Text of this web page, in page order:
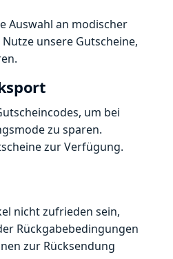
Auswahl an modischer
unsere Gutscheine,
um bei
zu sparen.
zur Verfügung.
nicht zufrieden sein,
Rückgabebedingungen
zur Rücksendung